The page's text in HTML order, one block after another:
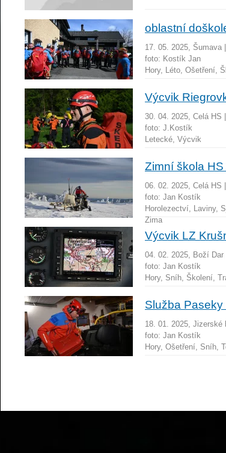
oblastní
17. 05. 2025, Šumava
foto: Kostík Jan
Hory, Léto, Ošetření,
Výcvik
30. 04. 2025, Celá HS
foto: J.Kostík
Letecké, Výcvik
Zimní škola
06. 02. 2025, Celá HS
foto: Jan Kostík
Horolezectví, Laviny,
Zima
Výcvik LZ
04. 02. 2025, Boží Dar
foto: Jan Kostík
Hory, Sníh, Školení,
Služba
18. 01. 2025, Jizerské
foto: Jan Kostík
Hory, Ošetření, Sníh,